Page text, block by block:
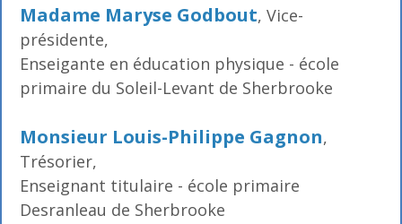
Madame Maryse Godbout, Vice-
présidente,
Enseigante en éducation physique - école
primaire du Soleil-Levant de Sherbrooke
Monsieur Louis-Philippe Gagnon,
Trésorier,
Enseignant titulaire - école primaire
Desranleau de Sherbrooke